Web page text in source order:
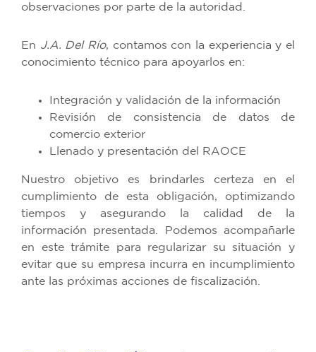
observaciones por parte de la autoridad.
En J.A. Del Río, contamos con la experiencia y el
conocimiento técnico para apoyarlos en:
Integración y validación de la información
Revisión de consistencia de datos de
comercio exterior
Llenado y presentación del RAOCE
Nuestro objetivo es brindarles certeza en el
cumplimiento de esta obligación, optimizando
tiempos y asegurando la calidad de la
información presentada. Podemos acompañarle
en este trámite para regularizar su situación y
evitar que su empresa incurra en incumplimiento
ante las próximas acciones de fiscalización.